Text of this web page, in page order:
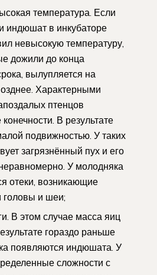
температура. Если
индюшат в инкубаторе
невысокую температуру,
дожили до конца
вылупляется на
Характерными
птенцов
В результате
подвижностью. У таких
загрязнённый пух и его
У молодняка
отеки, возникающие
головы и шеи;
В этом случае масса яиц
гораздо раньше
появляются индюшата. У
сложности с